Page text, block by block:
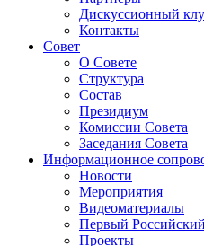
Дискуссионный
Контакты
Совет
О Совете
Структура
Состав
Президиум
Комиссии Совета
Заседания Совета
Информационное
Новости
Мероприятия
Видеоматериалы
Первый
Проекты